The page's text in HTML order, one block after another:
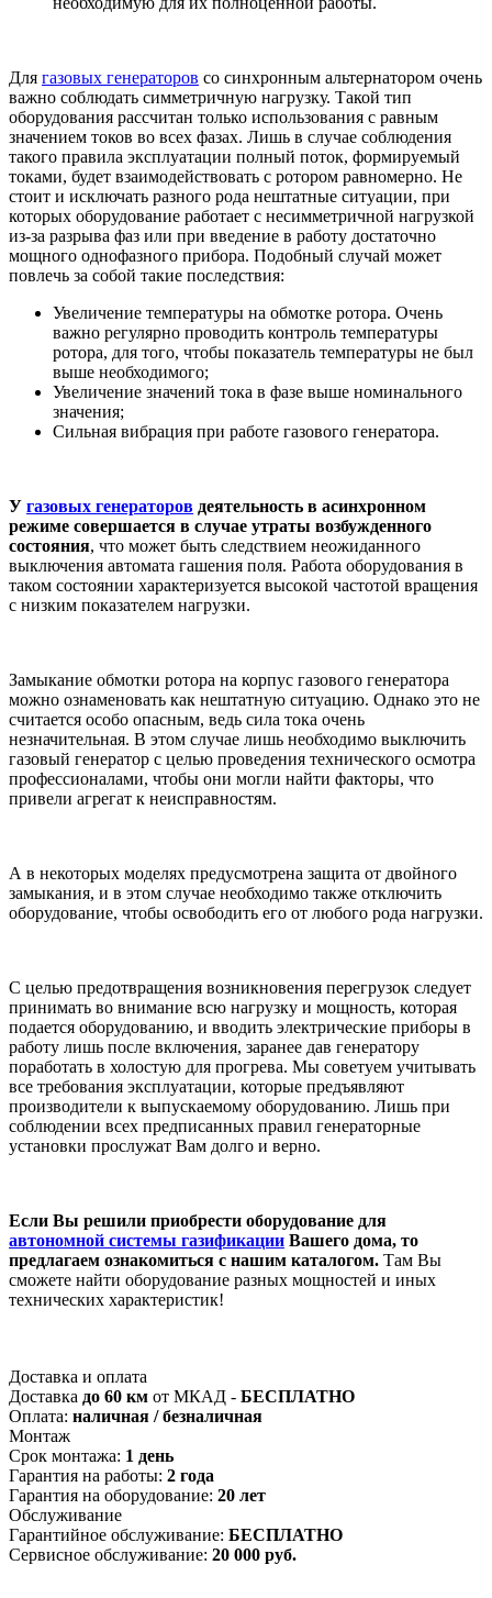
Для газовых генераторов со синхронным альтернатором очень
важно соблюдать симметричную нагрузку. Такой тип
оборудования рассчитан только использования с равным
значением токов во всех фазах. Лишь в случае соблюдения
такого правила эксплуатации полный поток, формируемый
токами, будет взаимодействовать с ротором равномерно. Не
стоит и исключать разного рода нештатные ситуации, при
которых оборудование работает с несимметричной нагрузкой
из-за разрыва фаз или при введение в работу достаточно
мощного однофазного прибора. Подобный случай может
повлечь за собой такие последствия:
Увеличение температуры на обмотке ротора. Очень
важно регулярно проводить контроль температуры
ротора, для того, чтобы показатель температуры не был
выше необходимого;
Увеличение значений тока в фазе выше номинального
значения;
Сильная вибрация при работе газового генератора.
У газовых генераторов деятельность в асинхронном
режиме совершается в случае утраты возбужденного
состояния, что может быть следствием неожиданного
выключения автомата гашения поля. Работа оборудования в
таком состоянии характеризуется высокой частотой вращения
с низким показателем нагрузки.
Замыкание обмотки ротора на корпус газового генератора
можно ознаменовать как нештатную ситуацию. Однако это не
считается особо опасным, ведь сила тока очень
незначительная. В этом случае лишь необходимо выключить
газовый генератор с целью проведения технического осмотра
профессионалами, чтобы они могли найти факторы, что
привели агрегат к неисправностям.
А в некоторых моделях предусмотрена защита от двойного
замыкания, и в этом случае необходимо также отключить
оборудование, чтобы освободить его от любого рода нагрузки.
С целью предотвращения возникновения перегрузок следует
принимать во внимание всю нагрузку и мощность, которая
подается оборудованию, и вводить электрические приборы в
работу лишь после включения, заранее дав генератору
поработать в холостую для прогрева. Мы советуем учитывать
все требования эксплуатации, которые предъявляют
производители к выпускаемому оборудованию. Лишь при
соблюдении всех предписанных правил генераторные
установки прослужат Вам долго и верно.
Если Вы решили приобрести оборудование для
автономной системы газификации Вашего дома, то
предлагаем ознакомиться с нашим каталогом. Там Вы
сможете найти оборудование разных мощностей и иных
технических характеристик!
Доставка и оплата
Доставка до 60 км от МКАД - БЕСПЛАТНО
Оплата: наличная / безналичная
Монтаж
Срок монтажа: 1 день
Гарантия на работы: 2 года
Гарантия на оборудование: 20 лет
Обслуживание
Гарантийное обслуживание: БЕСПЛАТНО
Сервисное обслуживание: 20 000 руб.